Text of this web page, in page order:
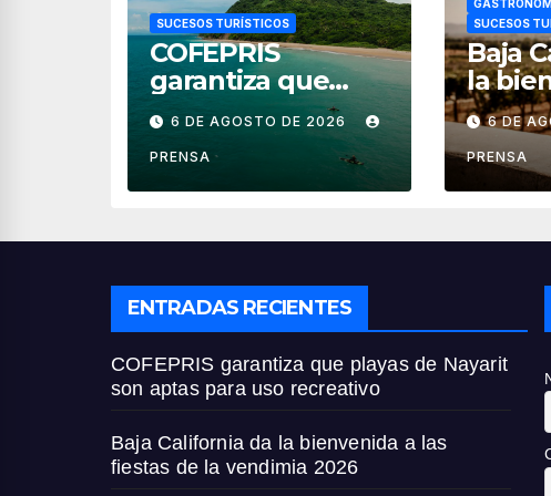
SUCESOS TURÍSTICOS
COFEPRIS
garantiza que
playas de Nayarit
son aptas para
uso recreativo
6 DE AGOSTO DE 2026
PRENSA
SUCESOS
Baja
la
6 DE
PRENSA
ENTRADAS RECIENTES
COFEPRIS garantiza que playas de Nayarit
son aptas para uso recreativo
Baja California da la bienvenida a las
fiestas de la vendimia 2026